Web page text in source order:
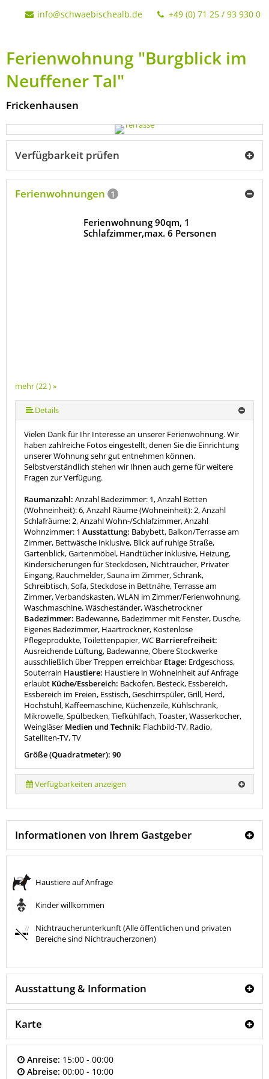
info@schwaebischealb.de +49 (0) 71 25 / 93 930 0
Ferienwohnung "Burgblick im
Neuffener Tal"
Frickenhausen
Verfügbarkeit prüfen
Ferienwohnungen 1
mehr (22 ) »
mehr (22 ) »
mehr (22 ) »
mehr (22 ) »
mehr (22 ) »
mehr (22 ) »
mehr (22 ) »
mehr (22 ) »
mehr (22 ) »
mehr (22 ) »
mehr (22 ) »
mehr (22 ) »
mehr (22 ) »
mehr (22 ) »
mehr (22 ) »
mehr (22 ) »
mehr (22 ) »
mehr (22 ) »
mehr (22 ) »
Ferienwohnung 90qm, 1
Schlafzimmer,max. 6 Personen
Details
Vielen Dank für Ihr Interesse an unserer Ferienwohnung. Wir
haben zahlreiche Fotos eingestellt, denen Sie die Einrichtung
unserer Wohnung sehr gut entnehmen können.
Selbstverständlich stehen wir Ihnen auch gerne für weitere
Fragen zur Verfügung.
Raumanzahl: Anzahl Badezimmer: 1, Anzahl Betten
(Wohneinheit): 6, Anzahl Räume (Wohneinheit): 2, Anzahl
Schlafräume: 2, Anzahl Wohn-/Schlafzimmer, Anzahl
Wohnzimmer: 1 Ausstattung: Babybett, Balkon/Terrasse am
Zimmer, Bettwäsche inklusive, Blick auf ruhige Straße,
Gartenblick, Gartenmöbel, Handtücher inklusive, Heizung,
Kindersicherungen für Steckdosen, Nichtraucher, Privater
Eingang, Rauchmelder, Sauna im Zimmer, Schrank,
Schreibtisch, Sofa, Steckdose in Bettnähe, Terrasse am
Zimmer, Verbandskasten, WLAN im Zimmer/Ferienwohnung,
Waschmaschine, Wäscheständer, Wäschetrockner
Badezimmer: Badewanne, Badezimmer mit Fenster, Dusche,
Eigenes Badezimmer, Haartrockner, Kostenlose
Pflegeprodukte, Toilettenpapier, WC Barrierefreiheit:
Ausreichende Lüftung, Badewanne, Obere Stockwerke
ausschließlich über Treppen erreichbar Etage: Erdgeschoss,
Souterrain Haustiere: Haustiere in Wohneinheit auf Anfrage
erlaubt Küche/Essbereich: Backofen, Besteck, Essbereich,
Essbereich im Freien, Esstisch, Geschirrspüler, Grill, Herd,
Hochstuhl, Kaffeemaschine, Küchenzeile, Kühlschrank,
Mikrowelle, Spülbecken, Tiefkühlfach, Toaster, Wasserkocher,
Weingläser Medien und Technik: Flachbild-TV, Radio,
Satelliten-TV, TV
Größe (Quadratmeter): 90
Verfügbarkeiten anzeigen
Informationen von Ihrem Gastgeber
Haustiere auf Anfrage
Kinder willkommen
Nichtraucherunterkunft (Alle öffentlichen und privaten
Bereiche sind Nichtraucherzonen)
Ausstattung & Information
Karte
Anreise: 15:00 - 00:00
Abreise: 00:00 - 10:00